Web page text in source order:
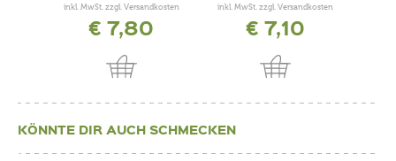
inkl. MwSt. zzgl. Versandkosten
€ 7,80
inkl. MwSt. zzgl. Versandkosten
€ 7,10
KÖNNTE DIR AUCH SCHMECKEN